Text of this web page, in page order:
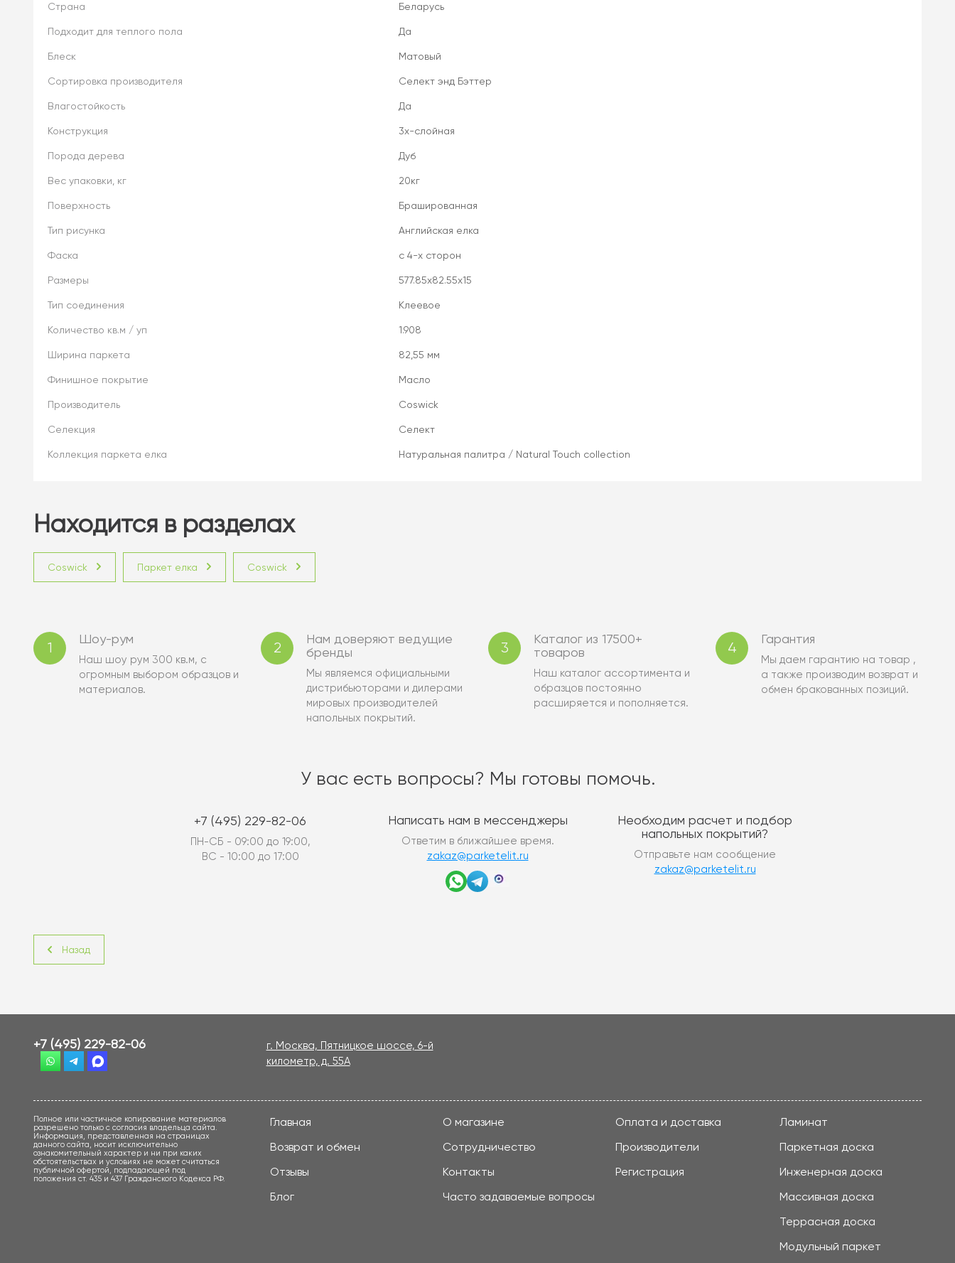
Страна Беларусь
Подходит для теплого пола Да
Блеск Матовый
Сортировка производителя Селект энд Бэттер
Влагостойкость Да
Конструкция 3х-слойная
Порода дерева Дуб
Вес упаковки, кг 20кг
Поверхность Брашированная
Тип рисунка Английская елка
Фаска с 4-х сторон
Размеры 577.85x82.55x15
Тип соединения Клеевое
Количество кв.м / уп 1.908
Ширина паркета 82,55 мм
Финишное покрытие Масло
Производитель Coswick
Селекция Селект
Коллекция паркета елка Натуральная палитра / Natural Touch collection
Находится в разделах
Coswick Паркет елка Coswick
1
Шоу-рум
Наш шоу рум 300 кв.м, с
огромным выбором образцов и
материалов.
2
Нам доверяют ведущие
бренды
Мы являемся официальными
дистрибьюторами и дилерами
мировых производителей
напольных покрытий.
3
Каталог из 17500+
товаров
Наш каталог ассортимента и
образцов постоянно
расширяется и пополняется.
4
Гарантия
Мы даем гарантию на товар ,
а также производим возврат и
обмен бракованных позиций.
У вас есть вопросы? Мы готовы помочь.
+7 (495) 229-82-06
ПН-СБ - 09:00 до 19:00,
ВС - 10:00 до 17:00
Написать нам в мессенджеры
Ответим в ближайшее время.
zakaz@parketelit.ru
Необходим расчет и подбор
напольных покрытий?
Отправьте нам сообщение
zakaz@parketelit.ru
Назад
+7 (495) 229-82-06
г. Москва, Пятницкое шоссе, 6-й
километр, д. 55А
Полное или частичное копирование материалов
разрешено только с согласия владельца сайта.
Информация, представленная на страницах
данного сайта, носит исключительно
ознакомительный характер и ни при каких
обстоятельствах и условиях не может считаться
публичной офертой, подпадающей под
положения ст. 435 и 437 Гражданского Кодекса РФ.
Главная О магазине
Оплата и доставка
Возврат и обмен
Сотрудничество
Производители
Отзывы
Контакты
Регистрация
Блог
Часто задаваемые вопросы
Ламинат
Паркетная доска
Инженерная доска
Массивная доска
Террасная доска
Модульный паркет